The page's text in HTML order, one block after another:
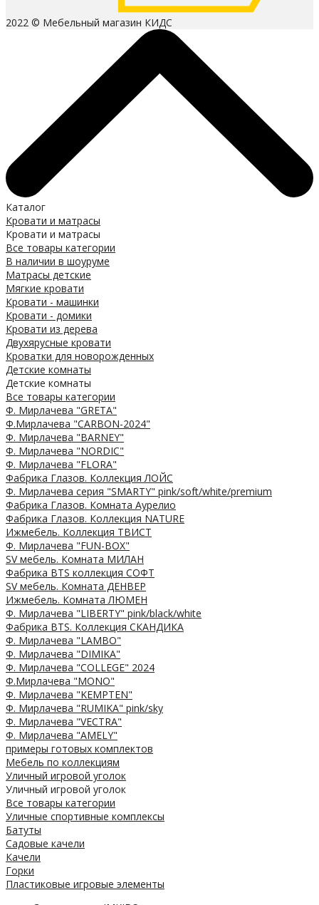
2022 © Мебельный магазин КИДС
Каталог
Кровати и матрасы
Кровати и матрасы
Все товары категории
В наличии в шоуруме
Матрасы детские
Мягкие кровати
Кровати - машинки
Кровати - домики
Кровати из дерева
Двухярусные кровати
Кроватки для новорожденных
Детские комнаты
Детские комнаты
Все товары категории
Ф. Мирлачева "GRETA"
Ф.Мирлачева "CARBON-2024"
Ф. Мирлачева "BARNEY"
Ф. Мирлачева "NORDIC"
Ф. Мирлачева "FLORA"
Фабрика Глазов. Коллекция ЛОЙС
Ф. Мирлачева серия "SMARTY" pink/soft/white/premium
Фабрика Глазов. Комната Аурелио
Фабрика Глазов. Коллекция NATURE
Ижмебель. Коллекция ТВИСТ
Ф. Мирлачева "FUN-BOX"
SV мебель. Комната МИЛАН
Фабрика BTS коллекция СОФТ
SV мебель. Комната ДЕНВЕР
Ижмебель. Комната ЛЮМЕН
Ф. Мирлачева "LIBERTY" pink/black/white
Фабрика BTS. Коллекция СКАНДИКА
Ф. Мирлачева "LAMBO"
Ф. Мирлачева "DIMIKA"
Ф. Мирлачева "COLLEGE" 2024
Ф.Мирлачева "MONO"
Ф. Мирлачева "KEMPTEN"
Ф. Мирлачева "RUMIKA" pink/sky
Ф. Мирлачева "VECTRA"
Ф. Мирлачева "AMELY"
примеры готовых комплектов
Мебель по коллекциям
Уличный игровой уголок
Уличный игровой уголок
Все товары категории
Уличные спортивные комплексы
Батуты
Садовые качели
Качели
Горки
Пластиковые игровые элементы